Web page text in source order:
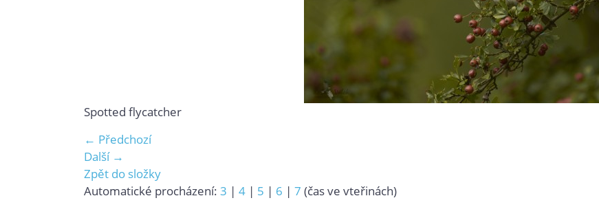
Spotted flycatcher
← Předchozí
Další →
Zpět do složky
Automatické procházení: 3 | 4 | 5 | 6 | 7 (čas ve vteřinách)